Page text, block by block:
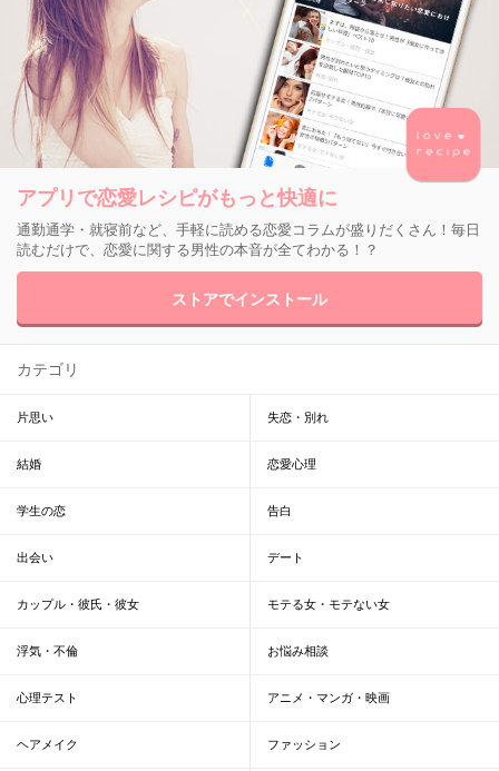
アプリで恋愛レシピがもっと快適に
通勤通学・就寝前など、手軽に読める恋愛コラムが盛りだくさん！毎日
読むだけで、恋愛に関する男性の本音が全てわかる！？
ストアでインストール
カテゴリ
片思い 失恋・別れ
結婚 恋愛心理
学生の恋 告白
出会い デート
カップル・彼氏・彼女 モテる女・モテない女
浮気・不倫 お悩み相談
心理テスト アニメ・マンガ・映画
ヘアメイク ファッション